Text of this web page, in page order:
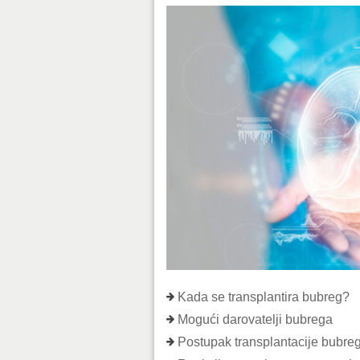
Kada se transplantira bubreg?
Mogući darovatelji bubrega
Postupak transplantacije